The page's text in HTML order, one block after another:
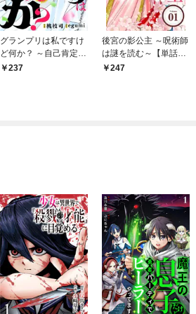
グランプリは私ですけ
ど何か？ ～自己肯定モ
ンスターのミスコン無
237
後宮の影公主 ～呪術師
は謎を読む～【単話】
（１）
247